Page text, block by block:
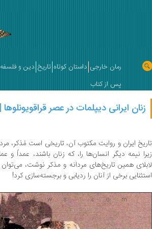
رمان خارجی داستان کوتاه تاریخ دین و فلسفه
پس از کتاب
زنان ایرانی دیپلمات در عصر
تاریخ ایران و روایت مکتوب آن، تاریخی است مُذکر،
زیرا نیمه دیگر انسان‌ها را، که زنان باشند، عمداً و
لابلای همین تاریخ‌های مردانه و مذکر نوشت،
استثنایی برخی از آنان را ردیابی و برجسته‌سازی کرد!